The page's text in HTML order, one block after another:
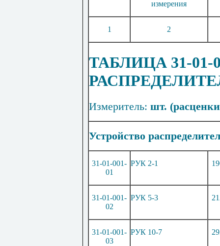
измерения
1 2
ТАБЛИЦА 31-
Измеритель: шт.
Устройство
31-01-001-
01
РУК 2-1 19
31-01-001-
02
РУК 5-3 21
31-01-001-
03
РУК 10-7 29